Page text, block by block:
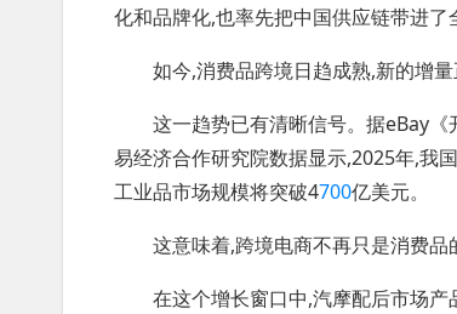
化和品牌化,也率先把中国供应链带进了
如今,消费品跨境日趋成熟,新的增量
这一趋势已有清晰信号。据eBay《
易经济合作研究院数据显示,2025年,我
工业品市场规模将突破4700亿美元。
这意味着,跨境电商不再只是消费品
在这个增长窗口中,汽摩配后市场产